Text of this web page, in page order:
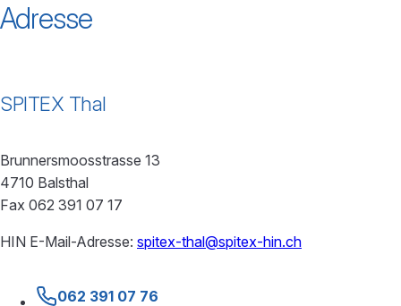
Adresse
SPITEX Thal
Brunnersmoosstrasse 13
4710 Balsthal
Fax 062 391 07 17
HIN E-Mail-Adresse: spitex-thal@spitex-hin.ch
062 391 07 76